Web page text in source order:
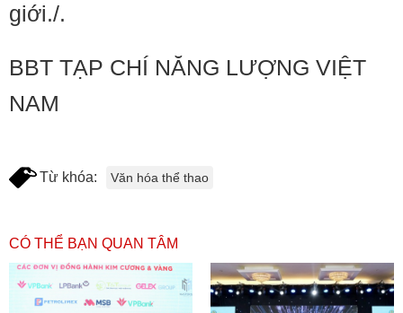
giới./.
BBT TẠP CHÍ NĂNG LƯỢNG VIỆT
NAM
Từ khóa: Văn hóa thể thao
CÓ THỂ BẠN QUAN TÂM